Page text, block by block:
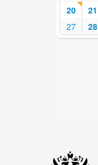
20
21
27
28